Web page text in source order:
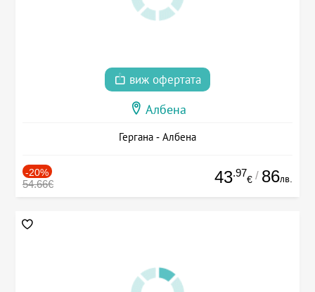
виж офертата
Албена
Гергана - Албена
-20%
54.66€ 43.97
€ / 86лв.